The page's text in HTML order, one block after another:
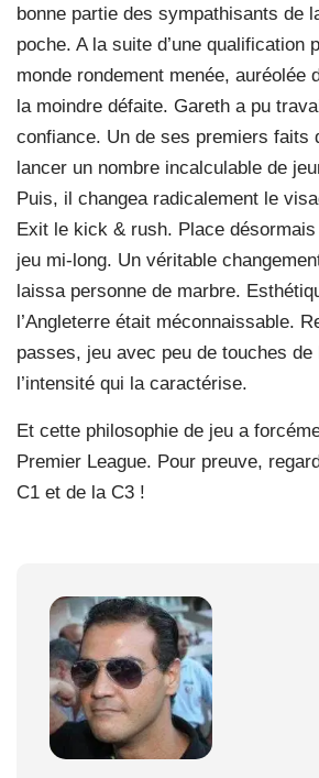
bonne partie des sympathisants de
poche. A la suite d’une qualification
monde rondement menée, auréolée
la moindre défaite. Gareth a pu
confiance. Un de ses premiers faits
lancer un nombre incalculable de
Puis, il changea radicalement le
Exit le kick & rush. Place
jeu mi-long. Un véritable
laissa personne de marbre.
l’Angleterre était méconnaissable.
passes, jeu avec peu de touches
l’intensité qui la caractérise.
Et cette philosophie de jeu a
Premier League. Pour preuve,
C1 et de la C3 !